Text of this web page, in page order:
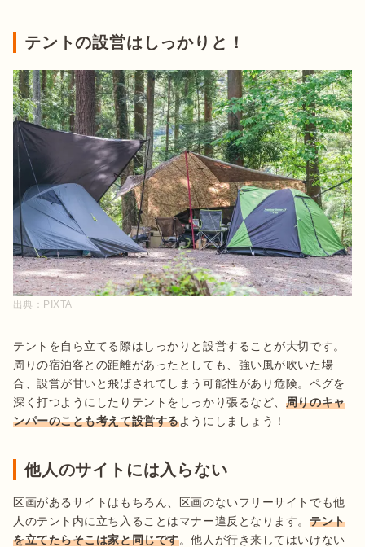
テントの設営はしっかりと！
出典： PIXTA
テントを自ら立てる際はしっかりと設営することが大切です。
周りの宿泊客との距離があったとしても、強い風が吹いた場
合、設営が甘いと飛ばされてしまう可能性があり危険。ペグを
深く打つようにしたりテントをしっかり張るなど、 周りのキャ
ンパーのことも考えて設営するようにしましょう！
他人のサイトには入らない
区画があるサイトはもちろん、区画のないフリーサイトでも他
人のテント内に立ち入ることはマナー違反となります。 テント
を立てたらそこは家と同じです。他人が行き来してはいけない